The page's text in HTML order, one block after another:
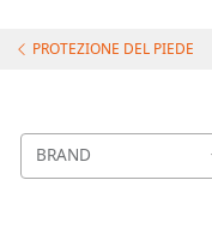
PROTEZIONE DEL PIEDE
BRAND